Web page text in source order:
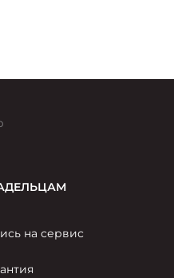
на сервис